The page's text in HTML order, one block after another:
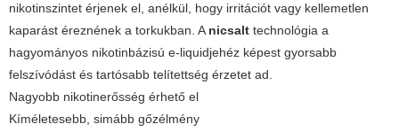
nikotinszintet érjenek el, anélkül, hogy irritációt vagy kellemetlen
kaparást éreznének a torkukban. Anicsalt technológia a
hagyományos nikotinbázisú e-liquidjehéz képest gyorsabb
felszívódást és tartósabb telítettség érzetet ad.
Nagyobb nikotinerősség érhető el
Kíméletesebb, simább gőzélmény